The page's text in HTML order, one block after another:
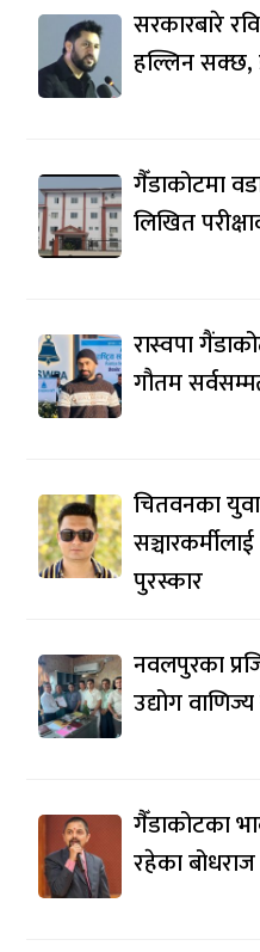
सरकारबारे
हल्लिन सक्छ,
गैँडाकोटमा
लिखित
रास्वपा
गौतम
चितवनका
पुरस्कार
नवलपुरका
उद्योग
गैँडाकोटका
रहेका